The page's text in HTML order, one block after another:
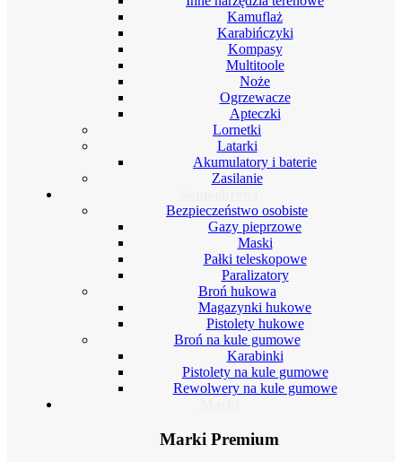
Kamuflaż
Karabińczyki
Kompasy
Multitoole
Noże
Ogrzewacze
Apteczki
Lornetki
Latarki
Akumulatory i baterie
Zasilanie
Bezpieczeństwo osobiste
Gazy pieprzowe
Maski
Pałki teleskopowe
Paralizatory
Broń hukowa
Magazynki hukowe
Pistolety hukowe
Broń na kule gumowe
Karabinki
Pistolety na kule gumowe
Rewolwery na kule gumowe
Marki Premium